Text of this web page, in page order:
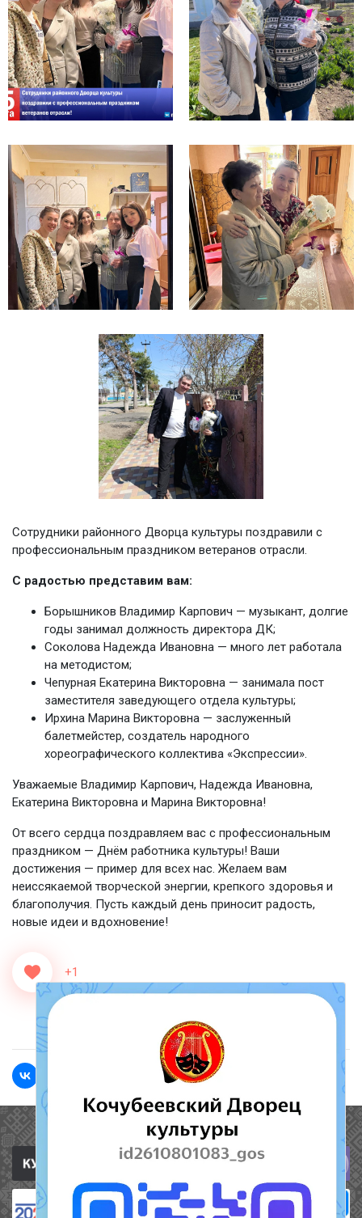
Сотрудники районного Дворца культуры поздравили с
профессиональным праздником ветеранов отрасли.
С радостью представим вам:
Борышников Владимир Карпович — музыкант, долгие
годы занимал должность директора ДК;
Соколова Надежда Ивановна — много лет работала
на методистом;
Чепурная Екатерина Викторовна — занимала пост
заместителя заведующего отдела культуры;
Ирхина Марина Викторовна — заслуженный
балетмейстер, создатель народного
хореографического коллектива «Экспрессии».
Уважаемые Владимир Карпович, Надежда Ивановна,
Екатерина Викторовна и Марина Викторовна!
От всего сердца поздравляем вас с профессиональным
праздником — Днём работника культуры! Ваши
достижения — пример для всех нас. Желаем вам
неиссякаемой творческой энергии, крепкого здоровья и
благополучия. Пусть каждый день приносит радость,
новые идеи и вдохновение!
+1
Полезные ссылки